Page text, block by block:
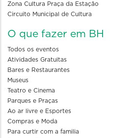
Zona Cultura Praça da Estação
Circuito Municipal de Cultura
O que fazer em BH
Todos os eventos
Atividades Gratuitas
Bares e Restaurantes
Museus
Teatro e Cinema
Parques e Praças
Ao ar livre e Esportes
Compras e Moda
Para curtir com a familia